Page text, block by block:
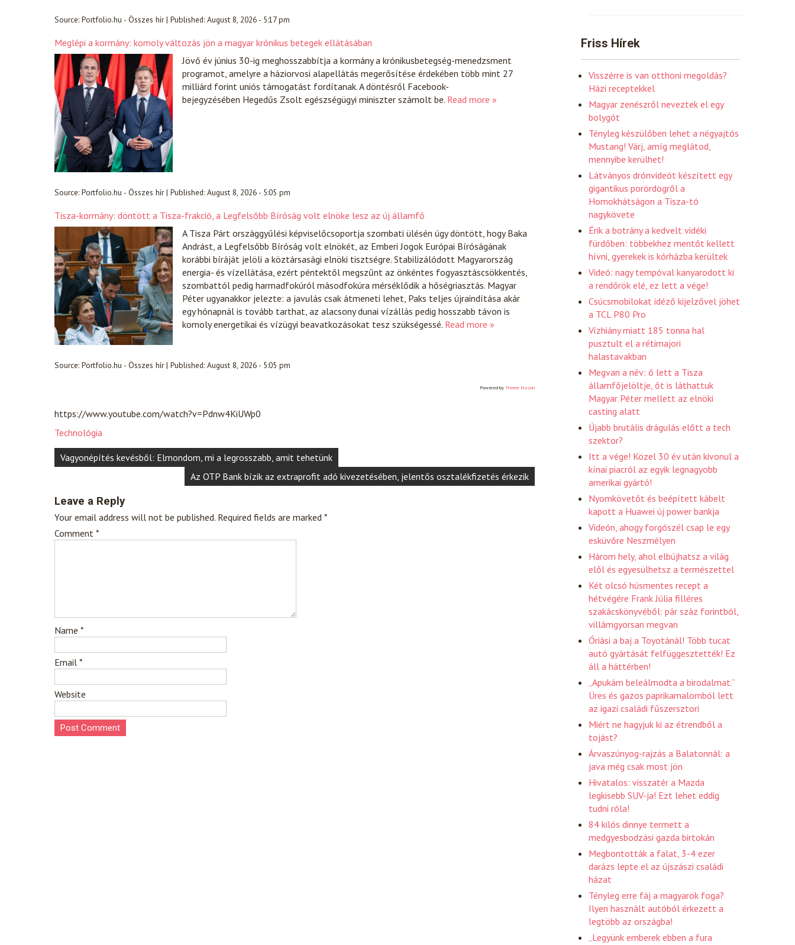
Source: Portfolio.hu - Összes hír| Published: August 8, 2026 - 5:17 pm
Meglépi a kormány: komoly változás jön a magyar krónikus betegek ellátásában
Jövő év június 30-ig meghosszabbítja a kormány a krónikusbetegség-menedzsment
programot, amelyre a háziorvosi alapellátás megerősítése érdekében több mint 27
milliárd forint uniós támogatást fordítanak. A döntésről Facebook-
bejegyzésében Hegedűs Zsolt egészségügyi miniszter számolt be. Read more »
Source: Portfolio.hu - Összes hír| Published: August 8, 2026 - 5:05 pm
Tisza-kormány: döntött a Tisza-frakció, a Legfelsőbb Bíróság volt elnöke lesz az új államfő
A Tisza Párt országgyűlési képviselőcsoportja szombati ülésén úgy döntött, hogy Baka
Andrást, a Legfelsőbb Bíróság volt elnökét, az Emberi Jogok Európai Bíróságának
korábbi bíráját jelöli a köztársasági elnöki tisztségre. Stabilizálódott Magyarország
energia- és vízellátása, ezért péntektől megszűnt az önkéntes fogyasztáscsökkentés,
szombattól pedig harmadfokúról másodfokúra mérséklődik a hőségriasztás. Magyar
Péter ugyanakkor jelezte: a javulás csak átmeneti lehet, Paks teljes újraindítása akár
egy hónapnál is tovább tarthat, az alacsony dunai vízállás pedig hosszabb távon is
komoly energetikai és vízügyi beavatkozásokat tesz szükségessé. Read more »
Source: Portfolio.hu - Összes hír| Published: August 8, 2026 - 5:05 pm
Powered by Theme Mason
https://www.youtube.com/watch?v=Pdnw4KiUWp0
Technológia
Post
navigation
Vagyonépítés kevésből: Elmondom, mi a legrosszabb, amit tehetünk
Az OTP Bank bízik az extraprofit adó kivezetésében, jelentős osztalékfizetés érkezik
Leave a Reply
Your email address will not be published. Required fields are marked *
Comment *
Name *
Email *
Website
Friss Hírek
Visszérre is van otthoni megoldás?
Házi receptekkel
Magyar zenészről neveztek el egy
bolygót
Tényleg készülőben lehet a négyajtós
Mustang! Várj, amíg meglátod,
mennyibe kerülhet!
Látványos drónvideót készített egy
gigantikus porördögről a
Homokhátságon a Tisza-tó
nagykövete
Érik a botrány a kedvelt vidéki
fürdőben: többekhez mentőt kellett
hívni, gyerekek is kórházba kerültek
Videó: nagy tempóval kanyarodott ki
a rendőrök elé, ez lett a vége!
Csúcsmobilokat idéző kijelzővel jöhet
a TCL P80 Pro
Vízhiány miatt 185 tonna hal
pusztult el a rétimajori
halastavakban
Megvan a név: ő lett a Tisza
államfőjelöltje, őt is láthattuk
Magyar Péter mellett az elnöki
casting alatt
Újabb brutális drágulás előtt a tech
szektor?
Itt a vége! Közel 30 év után kivonul a
kínai piacról az egyik legnagyobb
amerikai gyártó!
Nyomkövetőt és beépített kábelt
kapott a Huawei új power bankja
Videón, ahogy forgószél csap le egy
esküvőre Neszmélyen
Három hely, ahol elbújhatsz a világ
elől és egyesülhetsz a természettel
Két olcsó húsmentes recept a
hétvégére Frank Júlia filléres
szakácskönyvéből: pár száz forintból,
villámgyorsan megvan
Óriási a baj a Toyotánál! Több tucat
autó gyártását felfüggesztették! Ez
áll a háttérben!
„Apukám beleálmodta a birodalmat.”
Üres és gazos paprikamalomból lett
az igazi családi fűszersztori
Miért ne hagyjuk ki az étrendből a
tojást?
Árvaszúnyog-rajzás a Balatonnál: a
java még csak most jön
Hivatalos: visszatér a Mazda
legkisebb SUV-ja! Ezt lehet eddig
tudni róla!
84 kilós dinnye termett a
medgyesbodzási gazda birtokán
Megbontották a falat, 3-4 ezer
darázs lepte el az újszászi családi
házat
Tényleg erre fáj a magyarok foga?
Ilyen használt autóból érkezett a
legtöbb az országba!
„Legyünk emberek ebben a fura